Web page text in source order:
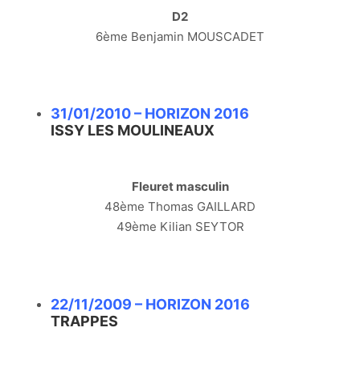
D2
6ème Benjamin MOUSCADET
31/01/2010 – HORIZON 2016
ISSY LES MOULINEAUX
Fleuret masculin
48ème Thomas GAILLARD
49ème Kilian SEYTOR
22/11/2009 – HORIZON 2016
TRAPPES